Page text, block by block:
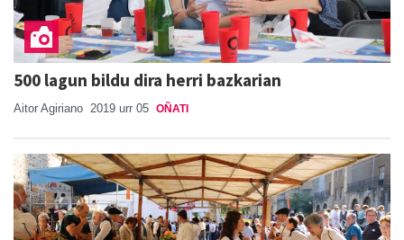
500 lagun bildu dira herri bazkarian
Aitor Agiriano 2019 urr 05 OÑATI